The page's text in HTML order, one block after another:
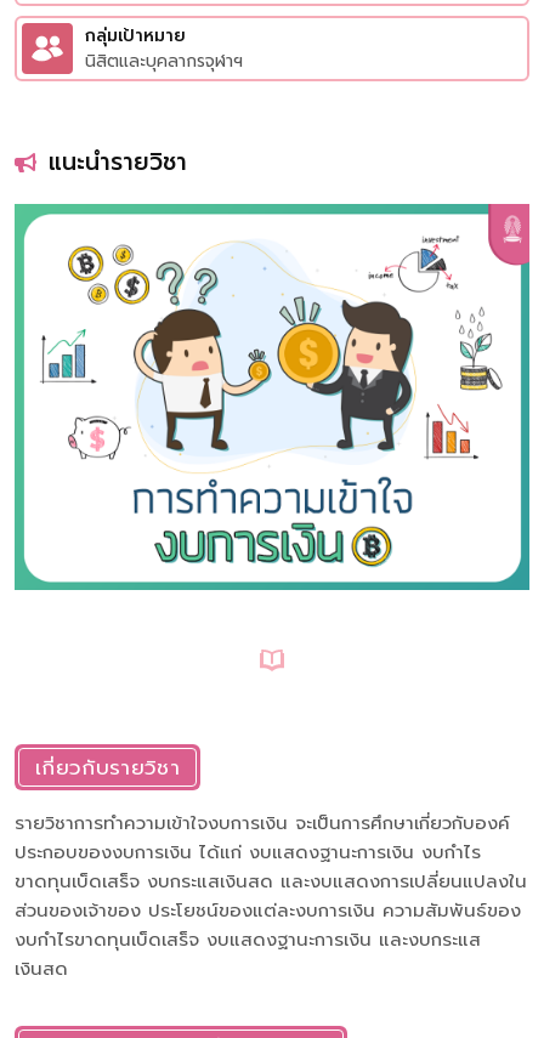
กลุ่มเป้าหมาย
นิสิตและบุคลากรจุฬาฯ
แนะนำรายวิชา
เกี่ยวกับรายวิชา
รายวิชาการทำความเข้าใจงบการเงิน จะเป็นการศึกษาเกี่ยวกับองค์
ประกอบของงบการเงิน ได้แก่ งบแสดงฐานะการเงิน งบกำไร
ขาดทุนเบ็ดเสร็จ งบกระแสเงินสด และงบแสดงการเปลี่ยนแปลงใน
ส่วนของเจ้าของ ประโยชน์ของแต่ละงบการเงิน ความสัมพันธ์ของ
งบกำไรขาดทุนเบ็ดเสร็จ งบแสดงฐานะการเงิน และงบกระแส
เงินสด